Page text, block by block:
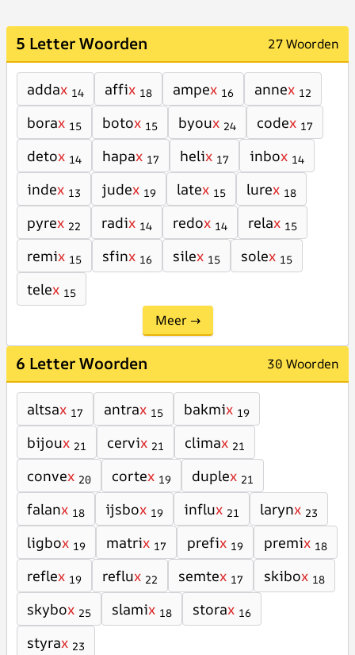
5 Letter Woorden 27 Woorden
addax 14 affix 18 ampex 16 annex 12
borax 15 botox 15 byoux 24 codex 17
detox 14 hapax 17 helix 17 inbox 14
index 13 judex 19 latex 15 lurex 18
pyrex 22 radix 14 redox 14 relax 15
remix 15 sfinx 16 silex 15 solex 15
telex 15
Meer →
6 Letter Woorden 30 Woorden
altsax 17 antrax 15 bakmix 19
bijoux 21 cervix 21 climax 21
convex 20 cortex 19 duplex 21
falanx 18 ijsbox 19 influx 21 larynx 23
ligbox 19 matrix 17 prefix 19 premix 18
reflex 19 reflux 22 semtex 17 skibox 18
skybox 25 slamix 18 storax 16
styrax 23